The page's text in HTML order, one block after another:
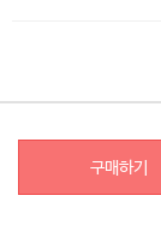
구매하기